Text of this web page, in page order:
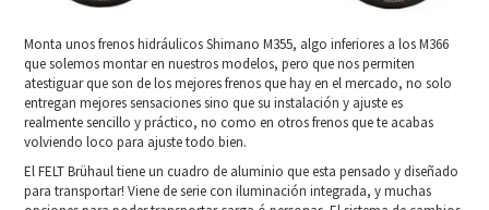
Monta unos frenos hidráulicos Shimano M355, algo inferiores a los M366
que solemos montar en nuestros modelos, pero que nos permiten
atestiguar que son de los mejores frenos que hay en el mercado, no solo
entregan mejores sensaciones sino que su instalación y ajuste es
realmente sencillo y práctico, no como en otros frenos que te acabas
volviendo loco para ajuste todo bien.
El FELT Brühaul tiene un cuadro de aluminio que esta pensado y diseñado
para transportar! Viene de serie con iluminación integrada, y muchas